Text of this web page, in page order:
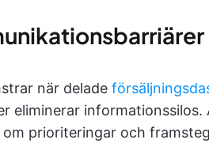
när delade
eliminerar informationssilos.
prioriteringar och